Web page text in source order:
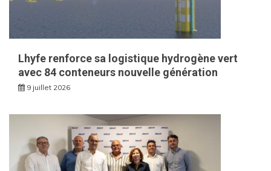
Lhyfe renforce sa logistique hydrogène vert
avec 84 conteneurs nouvelle génération
9 juillet 2026